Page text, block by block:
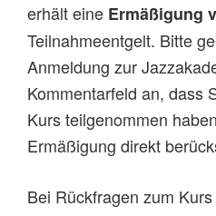
erhält eine Ermäßigung
Teilnahmeentgelt. Bitte
Anmeldung zur
Kommentarfeld an, dass
Kurs teilgenommen
Ermäßigung direkt
Bei Rückfragen zum